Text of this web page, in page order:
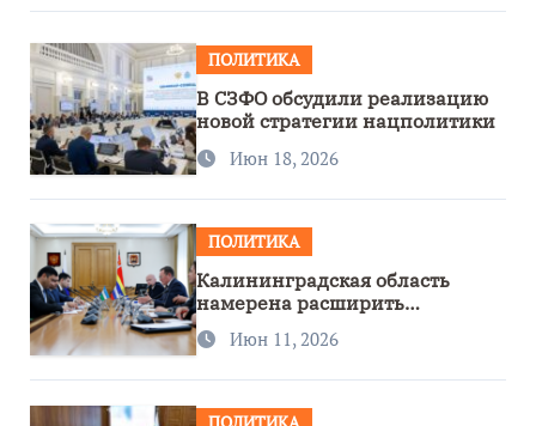
ПОЛИТИКА
В СЗФО обсудили реализацию
новой стратегии нацполитики
Июн 18, 2026
ПОЛИТИКА
Калининградская область
намерена расширить
сотрудничество с Узбекистаном
Июн 11, 2026